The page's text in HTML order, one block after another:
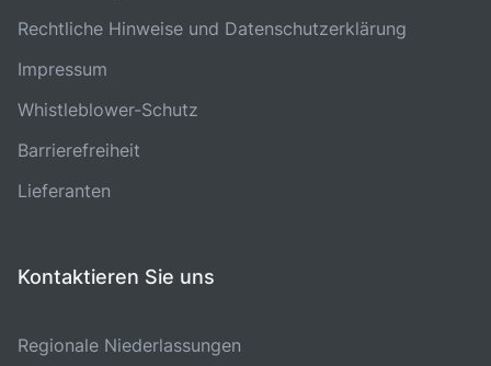
Rechtliche Hinweise und Datenschutzerklärung
Impressum
Whistleblower-Schutz
Barrierefreiheit
Lieferanten
Kontaktieren Sie uns
Regionale Niederlassungen